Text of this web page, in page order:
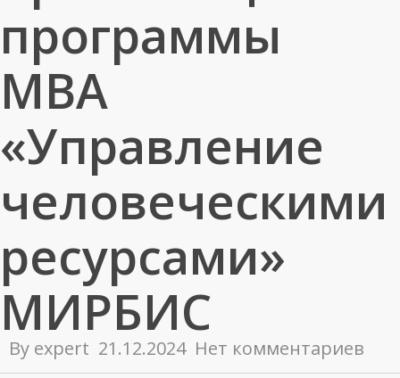
программы
МВА
«Управление
человеческими
ресурсами»
МИРБИС
By expert 21.12.2024 Нет комментариев